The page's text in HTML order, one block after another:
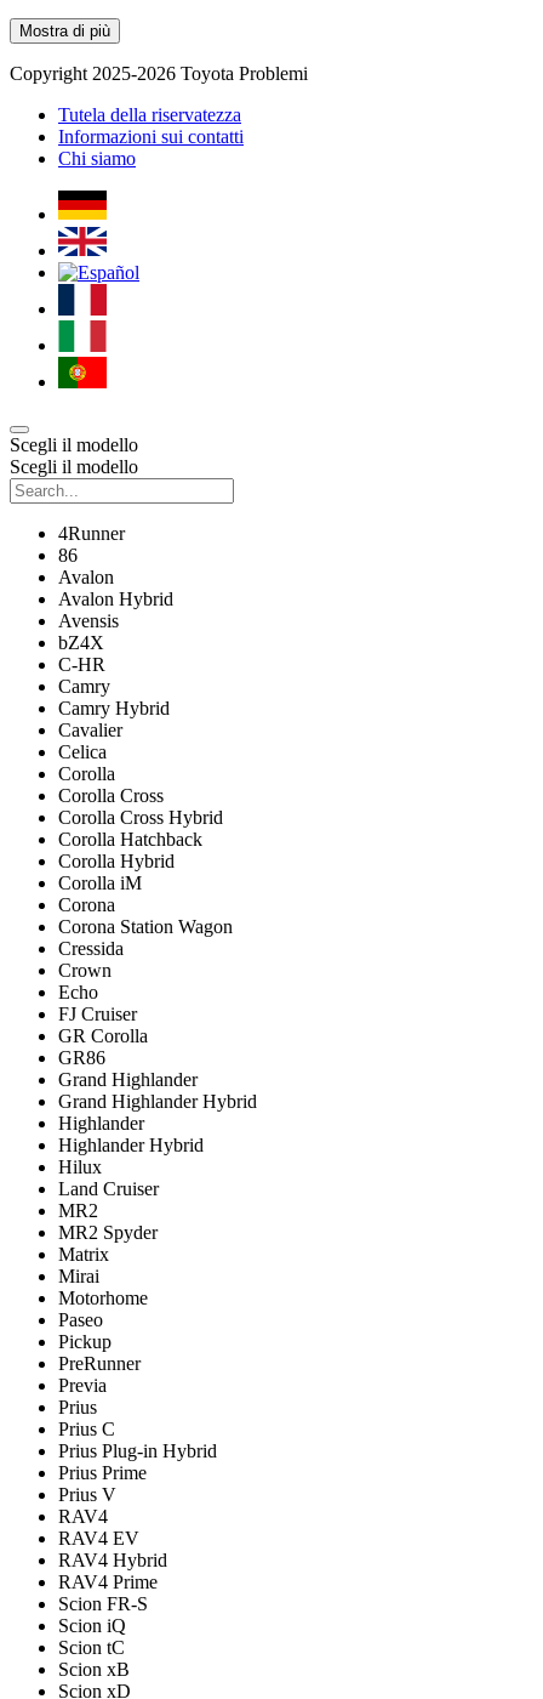
Mostra di più
Copyright 2025-2026 Toyota Problemi
Tutela della riservatezza
Informazioni sui contatti
Chi siamo
Scegli il modello
Scegli il modello
4Runner
86
Avalon
Avalon Hybrid
Avensis
bZ4X
C-HR
Camry
Camry Hybrid
Cavalier
Celica
Corolla
Corolla Cross
Corolla Cross Hybrid
Corolla Hatchback
Corolla Hybrid
Corolla iM
Corona
Corona Station Wagon
Cressida
Crown
Echo
FJ Cruiser
GR Corolla
GR86
Grand Highlander
Grand Highlander Hybrid
Highlander
Highlander Hybrid
Hilux
Land Cruiser
MR2
MR2 Spyder
Matrix
Mirai
Motorhome
Paseo
Pickup
PreRunner
Previa
Prius
Prius C
Prius Plug-in Hybrid
Prius Prime
Prius V
RAV4
RAV4 EV
RAV4 Hybrid
RAV4 Prime
Scion FR-S
Scion iQ
Scion tC
Scion xB
Scion xD